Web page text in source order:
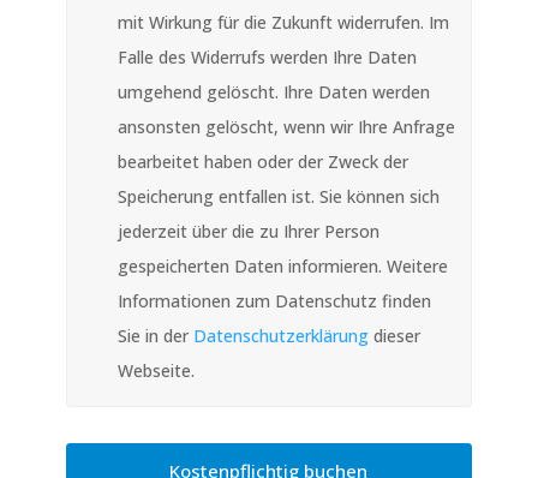
mit Wirkung für die Zukunft widerrufen. Im
Falle des Widerrufs werden Ihre Daten
umgehend gelöscht. Ihre Daten werden
ansonsten gelöscht, wenn wir Ihre Anfrage
bearbeitet haben oder der Zweck der
Speicherung entfallen ist. Sie können sich
jederzeit über die zu Ihrer Person
gespeicherten Daten informieren. Weitere
Informationen zum Datenschutz finden
Sie in der Datenschutzerklärungdieser
Webseite.